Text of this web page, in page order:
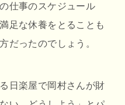
仕事のスケジュール
足な休養をとることも
だったのでしょう。
日楽屋で岡村さんが財